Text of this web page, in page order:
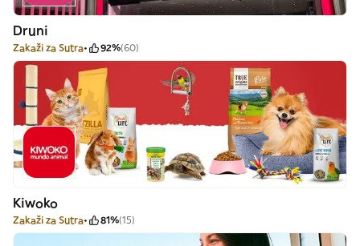
Druni
Zakaži za Sutra 92%(60)
Kiwoko
Zakaži za Sutra 81%(15)